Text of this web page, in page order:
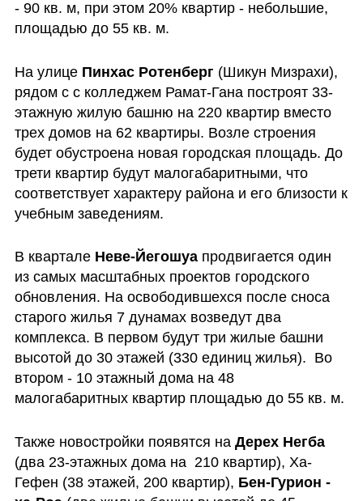
- 90 кв. м, при этом 20% квартир - небольшие,
площадью до 55 кв. м.
На улице Пинхас Ротенберг (Шикун Мизрахи),
рядом с с колледжем Рамат-Гана построят 33-
этажную жилую башню на 220 квартир вместо
трех домов на 62 квартиры. Возле строения
будет обустроена новая городская площадь. До
трети квартир будут малогабаритными, что
соответствует характеру района и его близости к
учебным заведениям.
В квартале Неве-Йегошуа продвигается один
из самых масштабных проектов городского
обновления. На освободившехся после сноса
старого жилья 7 дунамах возведут два
комплекса. В первом будут три жилые башни
высотой до 30 этажей (330 единиц жилья).  Во
втором - 10 этажный дома на 48
малогабаритных квартир площадью до 55 кв. м.
Также новостройки появятся на Дерех Негба
(два 23-этажных дома на  210 квартир), Ха-
Гефен (38 этажей, 200 квартир), Бен-Гурион -